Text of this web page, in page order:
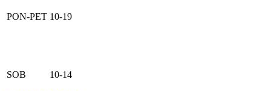
PON-PET 10-19
SOB 10-14